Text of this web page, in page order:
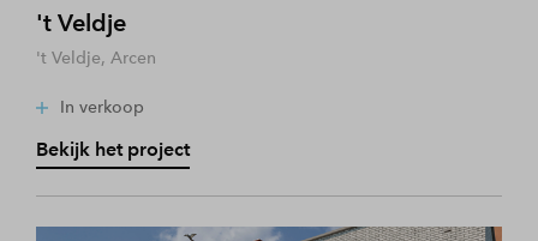
't Veldje
't Veldje, Arcen
In verkoop
Bekijk het project